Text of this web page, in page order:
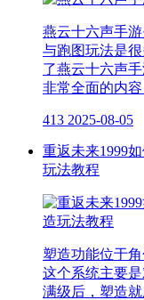
燕云十六声手
与跑图玩法是
了燕云十六声
非常全面的内
413 2025-08-05
重返未来1999
玩法教程
塑造功能位于
这个系统主要
满级后，塑造